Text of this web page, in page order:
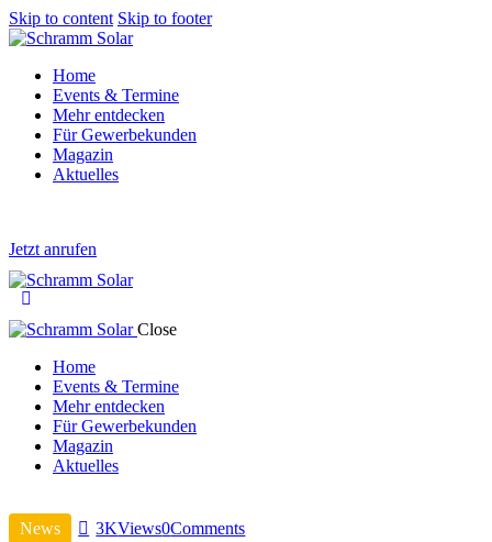
Skip to content Skip to footer
Home
Events & Termine
Mehr entdecken
Für Gewerbekunden
Magazin
Aktuelles
Jetzt anrufen
Close
Home
Events & Termine
Mehr entdecken
Für Gewerbekunden
Magazin
Aktuelles
News 3KViews0Comments